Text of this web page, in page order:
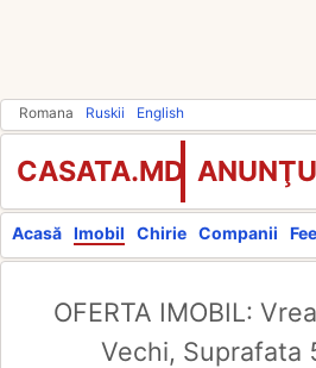
Romana Ruskii English
CASATA.MD
Acasă Imobil Chirie Companii
OFERTA IMOBIL:
Vechi, Suprafata